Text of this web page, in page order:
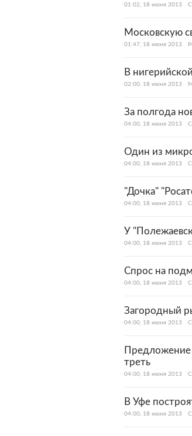
01:02, 18 июня 2013
Московскую
01:47, 18 июня 2013
В
02:00, 18 июня 2013
За полгода
04:00, 18 июня 2013
Один из
04:00, 18 июня 2013
"Дочка"
04:00, 18 июня 2013
У
04:00, 18 июня 2013
Спрос на
04:00, 18 июня 2013
Загородный
04:00, 18 июня 2013
Предложение
треть
04:00, 18 июня 2013
В Уфе
04:00, 18 июня 2013